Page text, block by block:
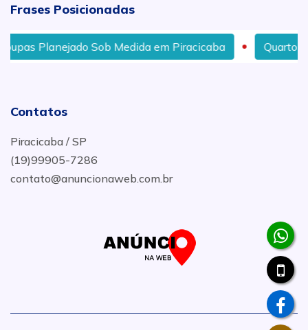
Frases Posicionadas
Sob Medida em Piracicaba Quarto Planejado
Contatos
Piracicaba / SP
(19)99905-7286
contato@anuncionaweb.com.br